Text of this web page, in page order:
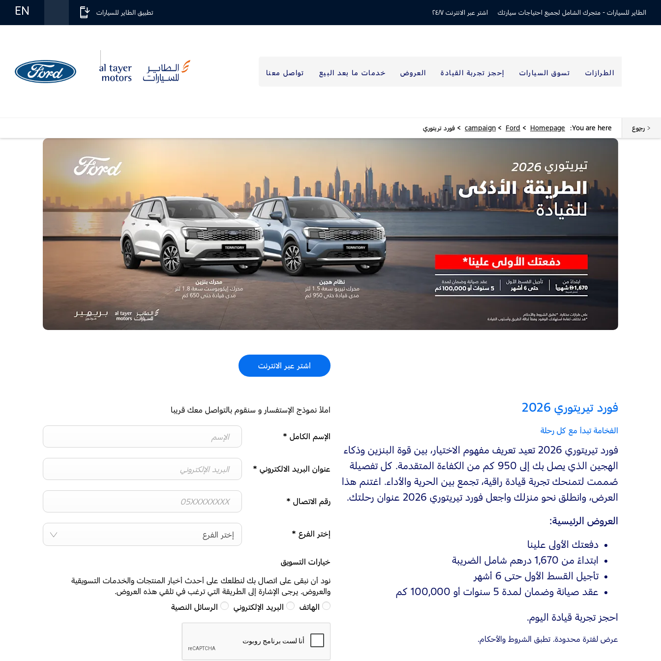
الطاير للسيارات - متجرك الشامل لجميع احتياجات سيارتك اشتر عبر الانترنت ٢٤/٧ EN تطبيق الطاير للسيارات
الطرازات تسوق السيارات إحجز تجربة القيادة العروض خدمات ما بعد البيع تواصل معنا
رجوع You are here:
Homepage
>
Ford
>
campaign
> فورد تريتوري
اشتر عبر الانترنت
فورد تيريتوري 2026
الفخامة تبدأ مع كل رحلة
فورد تيريتوري 2026 تعيد تعريف مفهوم الاختيار، بين قوة البنزين وذكاء
الهجين الذي يصل بك إلى 950 كم من الكفاءة المتقدمة. كل تفصيلة
صُممت لتمنحك تجربة قيادة راقية، تجمع بين الحرية والأداء. اغتنم هذا
العرض، وانطلق نحو منزلك واجعل فورد تيريتوري 2026 عنوان رحلتك.
العروض الرئيسية:
دفعتك الأولى علينا
ابتداءً من 1,670 درهم شامل الضريبة
تأجيل القسط الأول حتى 6 أشهر
عقد صيانة وضمان لمدة 5 سنوات أو 100,000 كم
احجز تجربة قيادة اليوم.
عرض لفترة محدودة. تطبق الشروط والأحكام.
املأ نموذج الإستفسار و سنقوم بالتواصل معك قريبا
الإسم الكامل *
عنوان البريد الالكتروني *
رقم الاتصال *
إختر الفرع * إختر الفرع
خيارات التسويق
نود أن نبقى على اتصال بك لنطلعك على أحدث أخبار المنتجات والخدمات التسويقية
والعروض. يرجى الإشارة إلى الطريقة التي ترغب في تلقي هذه العروض.
الهاتف
البريد الإلكتروني الرسائل النصية